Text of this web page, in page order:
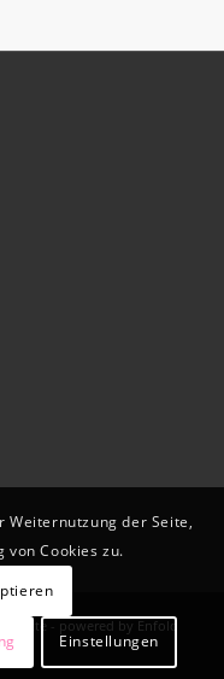
Mitte - powered by Enfold
Weiternutzung der Seite,
von Cookies zu.
Einstellungen